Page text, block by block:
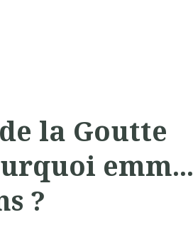
la Goutte
emm...
?